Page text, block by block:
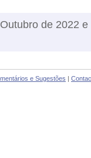
de 2022 e
e Sugestões |